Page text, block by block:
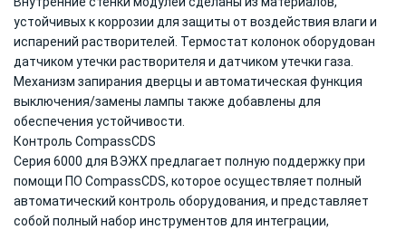
устойчивых к коррозии для защиты от воздействия влаги и
испарений растворителей. Термостат колонок оборудован
датчиком утечки растворителя и датчиком утечки газа.
Механизм запирания дверцы и автоматическая функция
выключения/замены лампы также добавлены для
обеспечения устойчивости.
Контроль CompassCDS
Серия 6000 для ВЭЖХ предлагает полную поддержку при
помощи ПО CompassCDS, которое осуществляет полный
автоматический контроль оборудования, и представляет
собой полный набор инструментов для интеграции,